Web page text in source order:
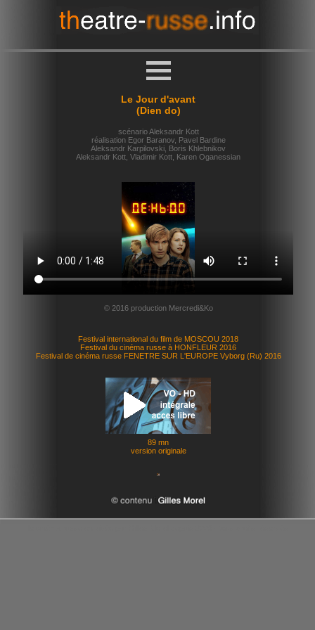
Le Jour d'avant
(Dien do)
scénario Aleksandr Kott
réalisation Egor Baranov, Pavel Bardine
Aleksandr Karpilovski, Boris Khlebnikov
Aleksandr Kott, Vladimir Kott, Karen Oganessian
© 2016 production Mercredi&Ko
Festival international du film de MOSCOU 2018
Festival du cinéma russe à HONFLEUR 2016
Festival de cinéma russe FENETRE SUR L'EUROPE Vyborg (Ru) 2016
89 mn
version originale